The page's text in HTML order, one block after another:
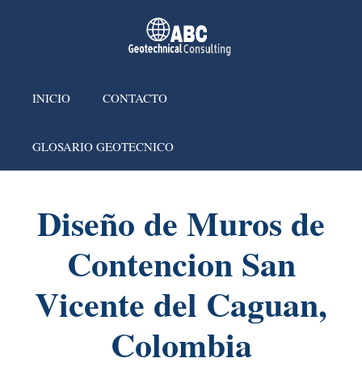
INICIO CONTACTO
GLOSARIO GEOTECNICO
Diseño de Muros de
Contencion San
Vicente del Caguan,
Colombia